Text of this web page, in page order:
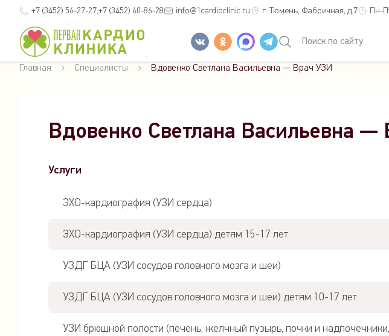
+7 (3452) 56-27-27 +7 (3452) 60-86-28 info@1cardioclinic.ru г. Тюмень, Фабричная, д.7 Пн-
Поиск по сайту
Главная Специалисты Вдовенко Светлана Васильевна — Врач УЗИ
Вдовенко Светлана Васильевна —
Услуги
ЭХО-кардиография (УЗИ сердца)
ЭХО-кардиография (УЗИ сердца) детям 15-17 лет
УЗДГ БЦА (УЗИ сосудов головного мозга и шеи)
УЗДГ БЦА (УЗИ сосудов головного мозга и шеи) детям 10-17 лет
УЗИ брюшной полости (печень, желчный пузырь, почки и